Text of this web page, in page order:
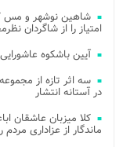
شاهین نوشهر و مس
امتیاز را از شاگردان
آیین باشکوه
سه اثر تازه از
در آستانه انتشار
کلا میزبان عاشقان
ماندگار از عزاداری